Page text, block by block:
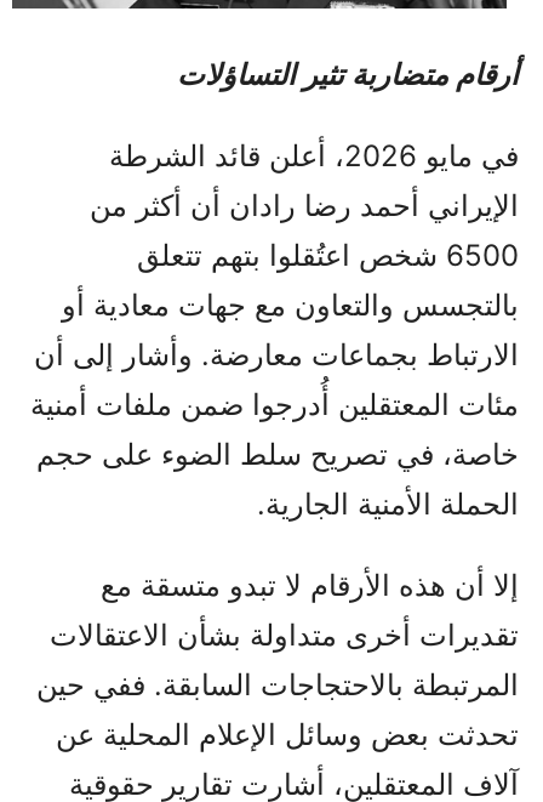
أرقام متضاربة تثير التساؤلات
في مايو 2026، أعلن قائد الشرطة
الإيراني أحمد رضا رادان أن أكثر من
6500 شخص اعتُقلوا بتهم تتعلق
بالتجسس والتعاون مع جهات معادية أو
الارتباط بجماعات معارضة. وأشار إلى أن
مئات المعتقلين أُدرجوا ضمن ملفات أمنية
خاصة، في تصريح سلط الضوء على حجم
الحملة الأمنية الجارية.
إلا أن هذه الأرقام لا تبدو متسقة مع
تقديرات أخرى متداولة بشأن الاعتقالات
المرتبطة بالاحتجاجات السابقة. ففي حين
تحدثت بعض وسائل الإعلام المحلية عن
آلاف المعتقلين، أشارت تقارير حقوقية